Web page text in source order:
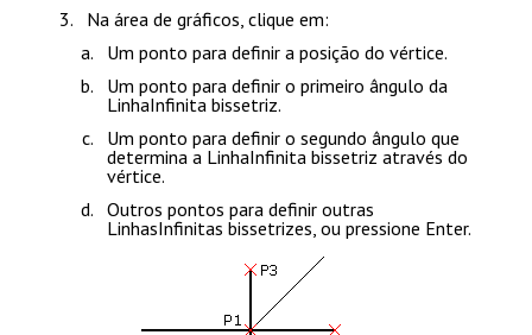
Na área de gráficos, clique em:
Um ponto para definir a posição do vértice.
Um ponto para definir o primeiro ângulo da
LinhaInfinita bissetriz.
Um ponto para definir o segundo ângulo que
determina a LinhaInfinita bissetriz através do
vértice.
Outros pontos para definir outras
LinhasInfinitas bissetrizes, ou pressione Enter.